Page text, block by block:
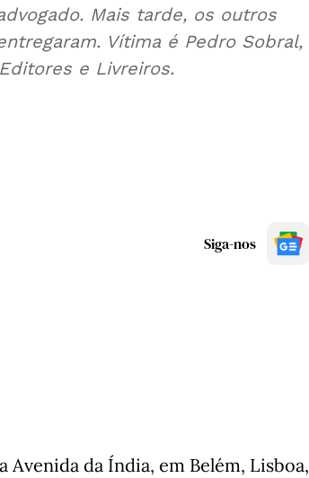
Mais tarde, os outros
Vítima é Pedro Sobral,
e Livreiros.
Siga-nos
da Índia, em Belém, Lisboa,